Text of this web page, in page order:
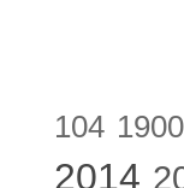
104 1900
2014